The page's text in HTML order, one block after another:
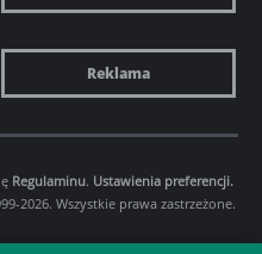
Reklama
Regulaminu. Ustawienia preferencji.
2026. Wszystkie prawa zastrzeżone.